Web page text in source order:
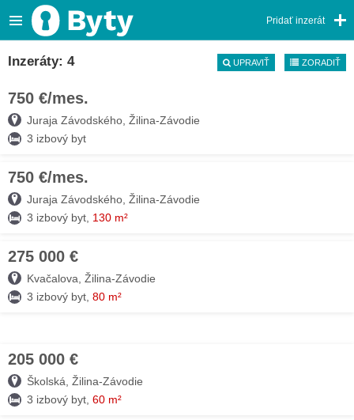
Pridať inzerát
Inzeráty: 4 UPRAVIŤ ZORADIŤ
750 €/mes.
Juraja Závodského, Žilina-Závodie
3 izbový byt
750 €/mes.
Juraja Závodského, Žilina-Závodie
3 izbový byt, 130 m²
275 000 €
Kvačalova, Žilina-Závodie
3 izbový byt, 80 m²
205 000 €
Školská, Žilina-Závodie
3 izbový byt, 60 m²